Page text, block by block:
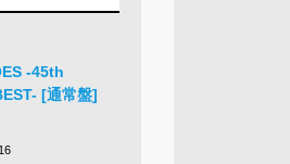
-45th
[通常盤]